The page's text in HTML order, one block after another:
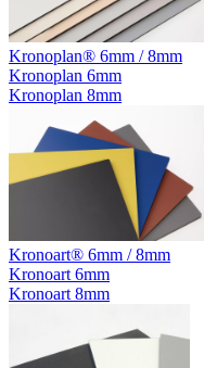
Kronoplan® 6mm / 8mm
Kronoplan 6mm
Kronoplan 8mm
Kronoart® 6mm / 8mm
Kronoart 6mm
Kronoart 8mm